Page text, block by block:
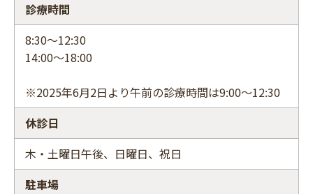
診療時間
8:30～12:30
14:00～18:00
※2025年6月2日より午前の診療時間は9:00～12:30
休診日
木・土曜日午後、日曜日、祝日
駐車場